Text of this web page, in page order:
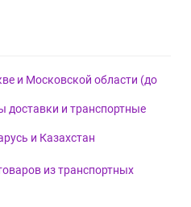
и Московской области (до
доставки и транспортные
и Казахстан
из транспортных